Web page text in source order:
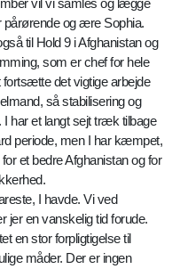
vil vi samles og lægge
og ære Sophia.
til Hold 9 i Afghanistan og
som er chef for hele
fortsætte det vigtige arbejde
så stabilisering og
har et langt sejt træk tilbage
periode, men I har kæmpet,
et bedre Afghanistan og for
I havde. Vi ved
jer en vanskelig tid forude.
en stor forpligtigelse til
måder. Der er ingen